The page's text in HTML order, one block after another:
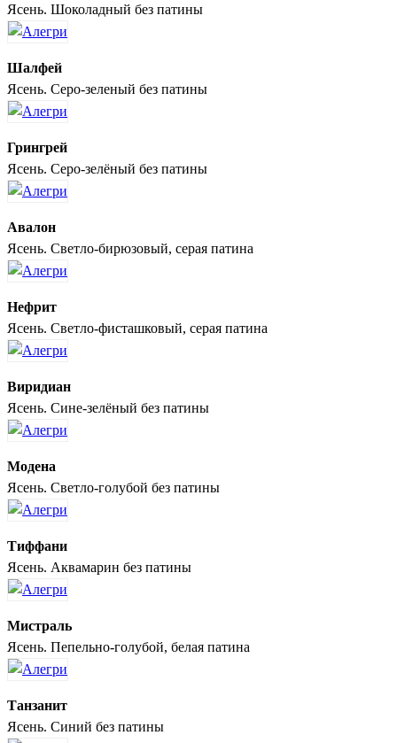
Ясень. Шоколадный без патины
Шалфей
Ясень. Серо-зеленый без патины
Грингрей
Ясень. Серо-зелёный без патины
Авалон
Ясень. Светло-бирюзовый, серая патина
Нефрит
Ясень. Светло-фисташковый, серая патина
Виридиан
Ясень. Сине-зелёный без патины
Модена
Ясень. Светло-голубой без патины
Тиффани
Ясень. Аквамарин без патины
Мистраль
Ясень. Пепельно-голубой, белая патина
Танзанит
Ясень. Синий без патины